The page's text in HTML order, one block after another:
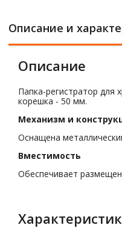
Описание и
Описание
Папка-регистратор
корешка - 50 мм.
Механизм и
Оснащена
Вместимость
Обеспечивает